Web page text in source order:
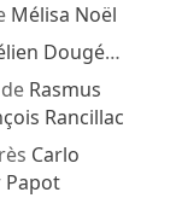
Mélisa Noël
Dougé…
Rasmus
Rancillac
Carlo
Papot